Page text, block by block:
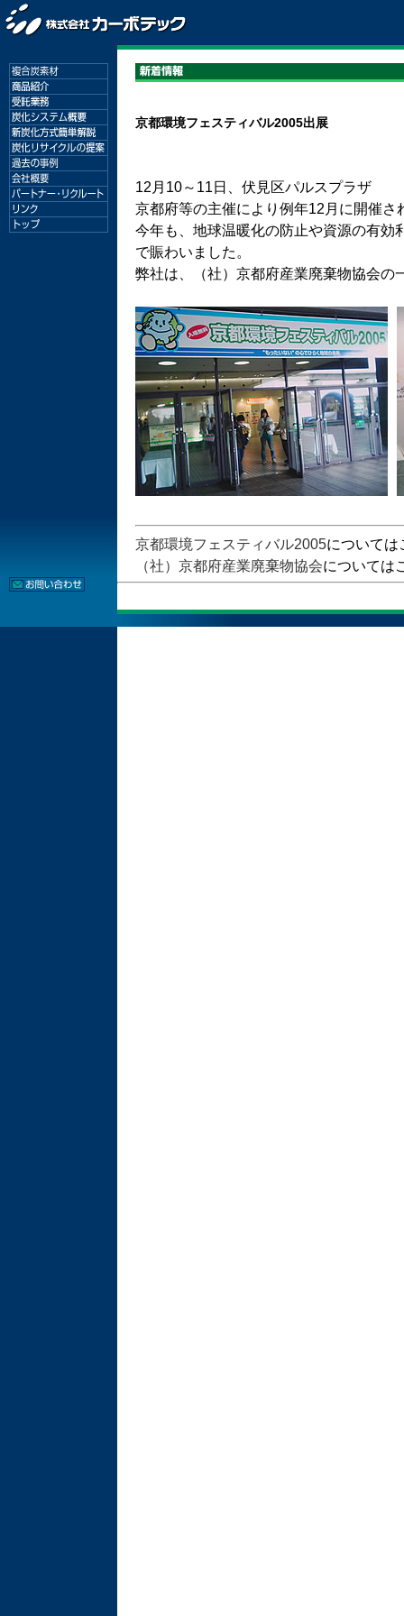
京都環境フェスティバル2005出展
12月10～11日、伏見区パルスプラザ
京都府等の主催により例年12月に開催
今年も、地球温暖化の防止や資源の有効
で賑わいました。
弊社は、（社）京都府産業廃棄物協会の
京都環境フェスティバル2005については
（社）京都府産業廃棄物協会については